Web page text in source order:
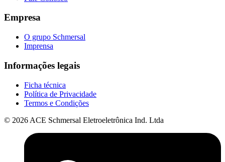
Empresa
O grupo Schmersal
Imprensa
Informações legais
Ficha técnica
Política de Privacidade
Termos e Condições
© 2026 ACE Schmersal Eletroeletrônica Ind. Ltda